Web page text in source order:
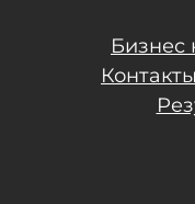
Бизнес
Контакты